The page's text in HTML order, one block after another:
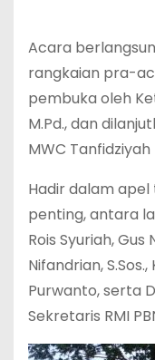
Acara
rangkaian pra-
pembuka oleh
M.Pd., dan
MWC Tanfidziyah
Hadir dalam
penting, antara
Rois Syuriah,
Nifandrian,
Purwanto, serta
Sekretaris RMI